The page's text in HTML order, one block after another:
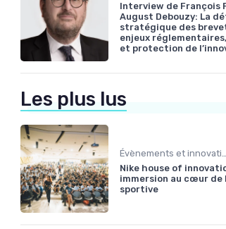
Interview de François
August Debouzy: La
stratégique des
enjeux
et protection de
Les plus lus
Nike house of
immersion au cœur de
sportive